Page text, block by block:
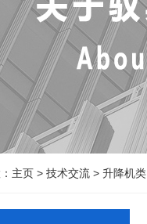
主页 > 技术交流 > 升降机类